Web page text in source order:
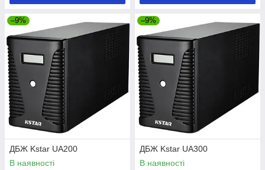
–9%
ДБЖ Kstar UA200
В наявності
–9%
ДБЖ Kstar UA300
В наявності